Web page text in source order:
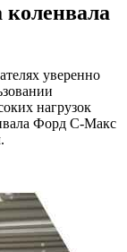
коленвала
уверенно
нагрузок
Форд С-Макс